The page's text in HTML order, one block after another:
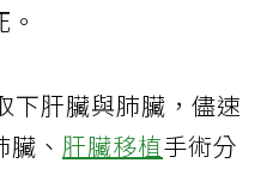
下肝臟與肺臟，儘速
、 肝臟移植手術分